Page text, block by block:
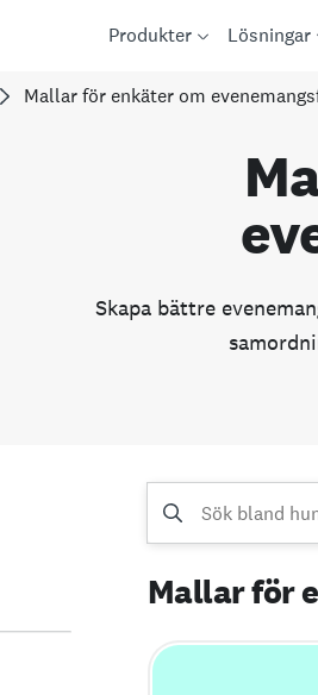
Produkter Lösningar
Mallar för enkäter om
Skapa bättre
Mallar för